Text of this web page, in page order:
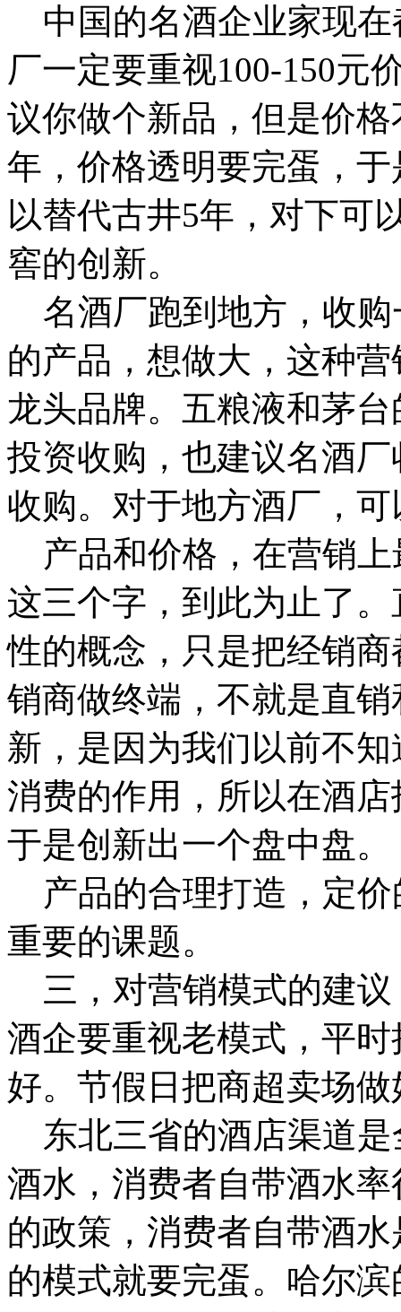
中国的名酒企业家现在
厂一定要重视100-150元
议你做个新品，但是价
年，价格透明要完蛋，
以替代古井5年，对下可
窖的创新。
名酒厂跑到地方，收购
的产品，想做大，这种
龙头品牌。五粮液和茅
投资收购，也建议名酒
收购。对于地方酒厂，
产品和价格，在营销上
这三个字，到此为止了
性的概念，只是把经销
销商做终端，不就是直
新，是因为我们以前不
消费的作用，所以在酒
于是创新出一个盘中盘
产品的合理打造，定价
重要的课题。
三，对营销模式的建议
酒企要重视老模式，平
好。节假日把商超卖场
东北三省的酒店渠道是
酒水，消费者自带酒水
的政策，消费者自带酒
的模式就要完蛋。哈尔